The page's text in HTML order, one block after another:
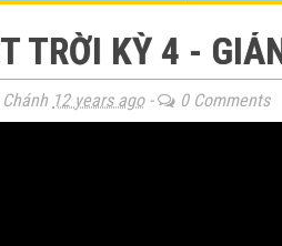
TRỜI KỲ 4 -
12 years ago- 0 Comments